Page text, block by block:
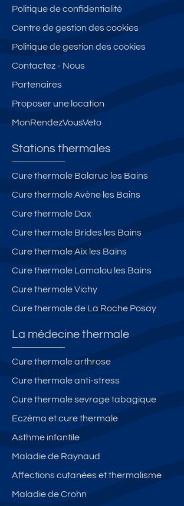
Politique de confidentialité
Centre de gestion des cookies
Politique de gestion des cookies
Contactez - Nous
Partenaires
Proposer une location
MonRendezVousVeto
Stations thermales
Cure thermale Balaruc les Bains
Cure thermale Avène les Bains
Cure thermale Dax
Cure thermale Brides les Bains
Cure thermale Aix les Bains
Cure thermale Lamalou les Bains
Cure thermale Vichy
Cure thermale de La Roche Posay
La médecine thermale
Cure thermale arthrose
Cure thermale anti-stress
Cure thermale sevrage tabagique
Eczéma et cure thermale
Asthme infantile
Maladie de Raynaud
Affections cutanées et thermalisme
Maladie de Crohn